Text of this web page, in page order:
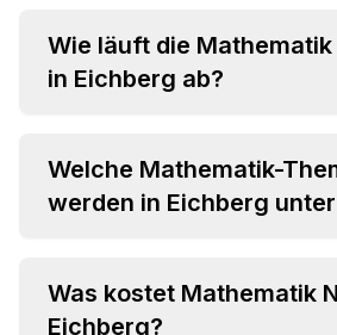
Wie läuft die
in Eichberg ab?
Welche Mathematik-
werden in Eichberg
• Grundrechenarten und
Was kostet Mathematik
Eichberg?